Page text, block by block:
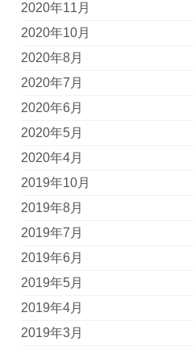
2020年11月
2020年10月
2020年8月
2020年7月
2020年6月
2020年5月
2020年4月
2019年10月
2019年8月
2019年7月
2019年6月
2019年5月
2019年4月
2019年3月